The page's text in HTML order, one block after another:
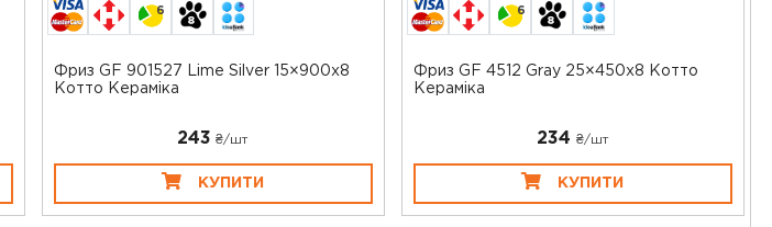
6
Фриз GF 901527 Lime Silver 15×900x8
Котто Кераміка
243 ₴/шт
КУПИТИ
6
Фриз GF 4512 Gray 25×450x8 Котто
Кераміка
234 ₴/шт
КУПИТИ